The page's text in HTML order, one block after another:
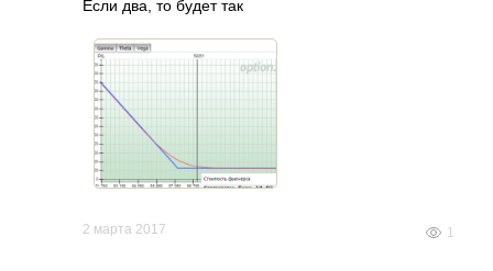
Если два, то будет так
2 марта 2017 1